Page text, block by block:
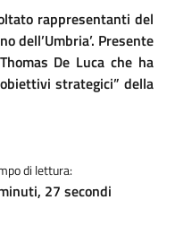
rappresentanti del
dell’Umbria’. Presente
De Luca che ha
strategici” della
di lettura:
27 secondi